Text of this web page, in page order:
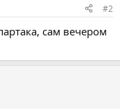
#2
сам вечером